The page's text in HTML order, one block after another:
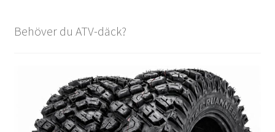
Behöver du ATV-däck?